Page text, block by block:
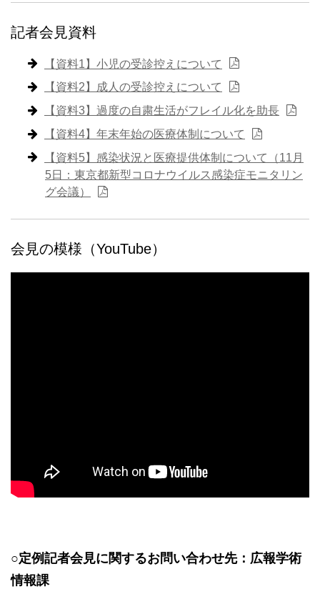
記者会見資料
【資料1】小児の受診控えについて
【資料2】成人の受診控えについて
【資料3】過度の自粛生活がフレイル化を助長
【資料4】年末年始の医療体制について
【資料5】感染状況と医療提供体制について（11月
5日：東京都新型コロナウイルス感染症モニタリン
グ会議）
会見の模様（YouTube）
※本会見は、発言者のみマスクをはずして行いました。
○定例記者会見に関するお問い合わせ先：広報学術
情報課